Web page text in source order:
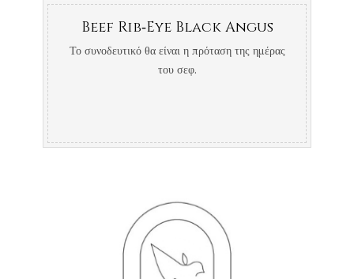
Beef Rib‐Eye Black Angus
Το συνοδευτικό θα είναι η πρόταση της ημέρας
του σεφ.